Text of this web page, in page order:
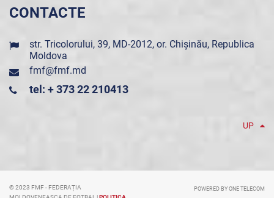
CONTACTE
str. Tricolorului, 39, MD-2012, or. Chișinău, Republica
Moldova
fmf@fmf.md
tel: + 373 22 210413
UP
© 2023 FMF - FEDERAȚIA
POWERED BY ONE TELECOM